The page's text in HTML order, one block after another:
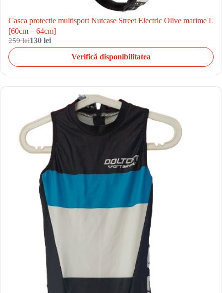
Casca protectie multisport Nutcase Street Electric Olive marime L
[60cm – 64cm]
259 lei130 lei
Verifică disponibilitatea